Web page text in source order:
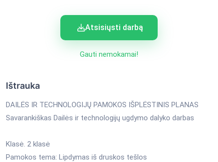
Atsisiųsti darbą
Gauti nemokamai!
Ištrauka
DAILĖS IR TECHNOLOGIJŲ PAMOKOS IŠPLĖSTINIS PLANAS
Savarankiškas Dailės ir technologijų ugdymo dalyko darbas
Klasė. 2 klasė
Pamokos tema: Lipdymas iš druskos tešlos